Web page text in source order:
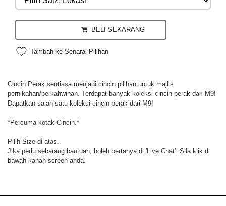
BELI SEKARANG
Tambah ke Senarai Pilihan
Cincin Perak sentiasa menjadi cincin pilihan untuk majlis
pernikahan/perkahwinan. Terdapat banyak koleksi cincin perak dari M9!
Dapatkan salah satu koleksi cincin perak dari M9!
*Percuma kotak Cincin.*
Pilih Size di atas.
Jika perlu sebarang bantuan, boleh bertanya di 'Live Chat'. Sila klik di
bawah kanan screen anda.